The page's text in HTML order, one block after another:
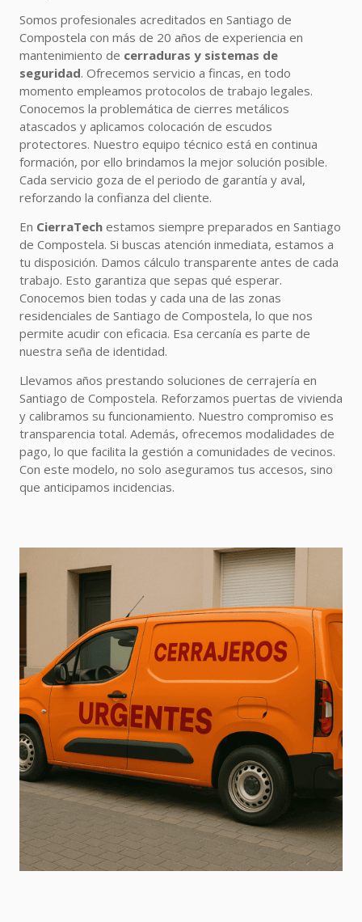
Somos profesionales acreditados en Santiago de
Compostela con más de 20 años de experiencia en
mantenimiento de cerraduras y sistemas de
seguridad. Ofrecemos servicio a fincas, en todo
momento empleamos protocolos de trabajo legales.
Conocemos la problemática de cierres metálicos
atascados y aplicamos colocación de escudos
protectores. Nuestro equipo técnico está en continua
formación, por ello brindamos la mejor solución posible.
Cada servicio goza de el periodo de garantía y aval,
reforzando la confianza del cliente.
En CierraTech estamos siempre preparados en Santiago
de Compostela. Si buscas atención inmediata, estamos a
tu disposición. Damos cálculo transparente antes de cada
trabajo. Esto garantiza que sepas qué esperar.
Conocemos bien todas y cada una de las zonas
residenciales de Santiago de Compostela, lo que nos
permite acudir con eficacia. Esa cercanía es parte de
nuestra seña de identidad.
Llevamos años prestando soluciones de cerrajería en
Santiago de Compostela. Reforzamos puertas de vivienda
y calibramos su funcionamiento. Nuestro compromiso es
transparencia total. Además, ofrecemos modalidades de
pago, lo que facilita la gestión a comunidades de vecinos.
Con este modelo, no solo aseguramos tus accesos, sino
que anticipamos incidencias.